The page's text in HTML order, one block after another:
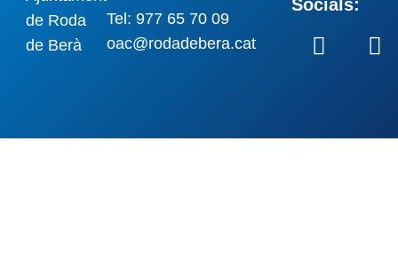
Tel: 977 65 70 09
oac@rodadebera.cat
Socials: